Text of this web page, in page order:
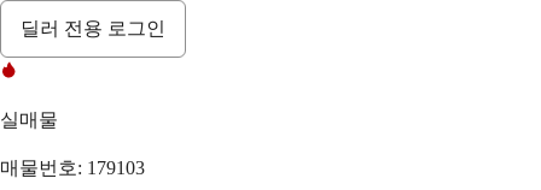
딜러 전용 로그인
실매물
매물번호: 179103